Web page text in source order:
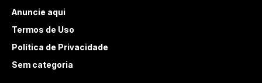
Anuncie aqui
Termos de Uso
Política de Privacidade
Sem categoria